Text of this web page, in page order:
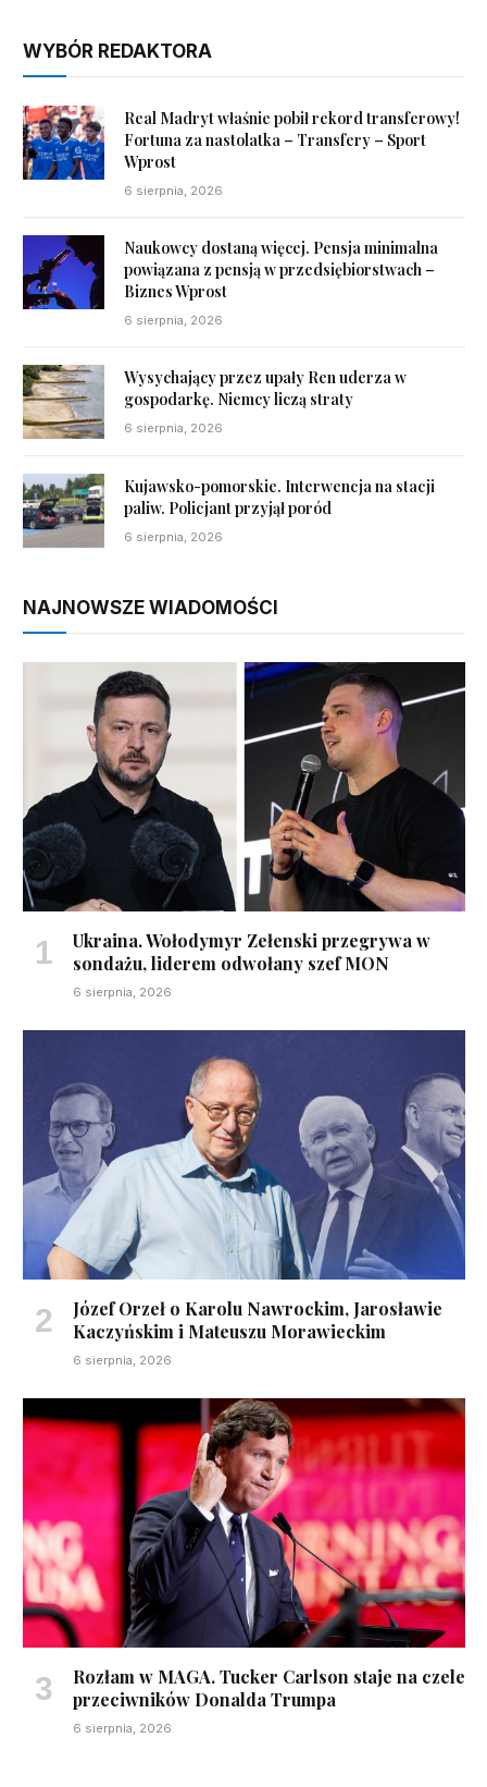
WYBÓR REDAKTORA
Real Madryt właśnie pobił rekord transferowy!
Fortuna za nastolatka – Transfery – Sport
Wprost
6 sierpnia, 2026
Naukowcy dostaną więcej. Pensja minimalna
powiązana z pensją w przedsiębiorstwach –
Biznes Wprost
6 sierpnia, 2026
Wysychający przez upały Ren uderza w
gospodarkę. Niemcy liczą straty
6 sierpnia, 2026
Kujawsko-pomorskie. Interwencja na stacji
paliw. Policjant przyjął poród
6 sierpnia, 2026
NAJNOWSZE WIADOMOŚCI
Ukraina. Wołodymyr Zełenski przegrywa w
sondażu, liderem odwołany szef MON
6 sierpnia, 2026
Józef Orzeł o Karolu Nawrockim, Jarosławie
Kaczyńskim i Mateuszu Morawieckim
6 sierpnia, 2026
Rozłam w MAGA. Tucker Carlson staje na czele
przeciwników Donalda Trumpa
6 sierpnia, 2026